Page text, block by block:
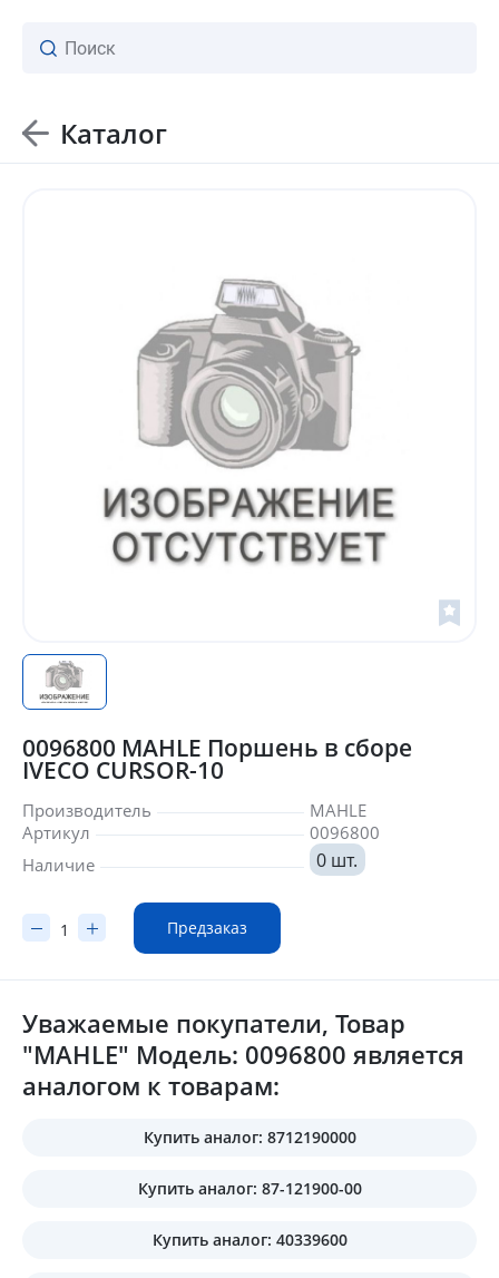
Каталог
0096800 MAHLE Поршень в сборе
IVECO CURSOR-10
Производитель
MAHLE
Артикул
0096800
Наличие
0 шт.
Предзаказ
Уважаемые покупатели, Товар
"MAHLE" Модель: 0096800 является
аналогом к товарам:
Купить аналог: 8712190000
Купить аналог: 87-121900-00
Купить аналог: 40339600